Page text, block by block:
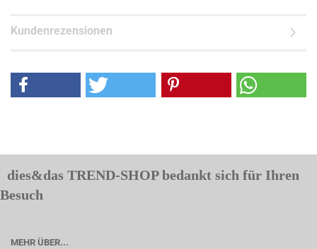
Kundenrezensionen
dies&das TREND-SHOP bedankt sich für Ihren
Besuch
MEHR ÜBER...